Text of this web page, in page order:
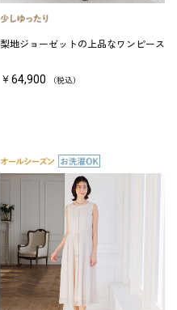
梨地ジョーゼットの上品なワンピース
￥64,900 （税込）